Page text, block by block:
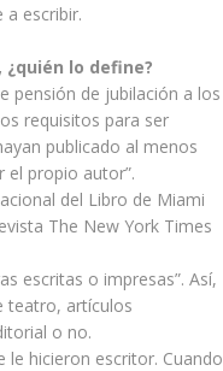
a escribir.
lo define?
pensión de jubilación a los
requisitos para ser
publicado al menos
el propio autor”.
del Libro de Miami
The New York Times
escritas o impresas”. Así,
teatro, artículos
o no.
le hicieron escritor. Cuando